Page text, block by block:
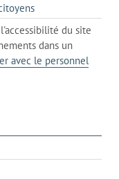
s'ouvre
dans
l'onglet
actuel
du site
dans un
avec le personnel